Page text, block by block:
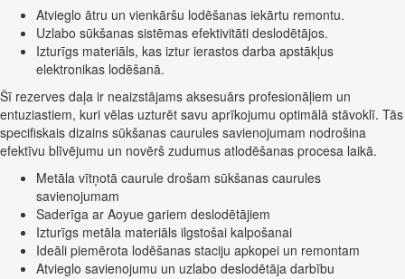
Atvieglo ātru un vienkāršu lodēšanas iekārtu remontu.
Uzlabo sūkšanas sistēmas efektivitāti deslodētājos.
Izturīgs materiāls, kas iztur ierastos darba apstākļus
elektronikas lodēšanā.
Šī rezerves daļa ir neaizstājams aksesuārs profesionāļiem un
entuziastiem, kuri vēlas uzturēt savu aprīkojumu optimālā stāvoklī. Tās
specifiskais dizains sūkšanas caurules savienojumam nodrošina
efektīvu blīvējumu un novērš zudumus atlodēšanas procesa laikā.
Metāla vītņotā caurule drošam sūkšanas caurules
savienojumam
Saderīga ar Aoyue gariem deslodētājiem
Izturīgs metāla materiāls ilgstošai kalpošanai
Ideāli piemērota lodēšanas staciju apkopei un remontam
Atvieglo savienojumu un uzlabo deslodētāja darbību